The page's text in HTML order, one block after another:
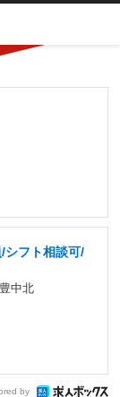
シフト相談可/
中北
by